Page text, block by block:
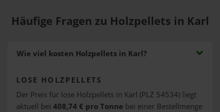
Häufige Fragen zu Holzpellets in Karl
Wie viel kosten Holzpellets in Karl?
LOSE HOLZPELLETS
Der Preis für lose Holzpellets in Karl (PLZ 54534) liegt
aktuell bei 408,74 € pro Tonne bei einer Bestellmenge